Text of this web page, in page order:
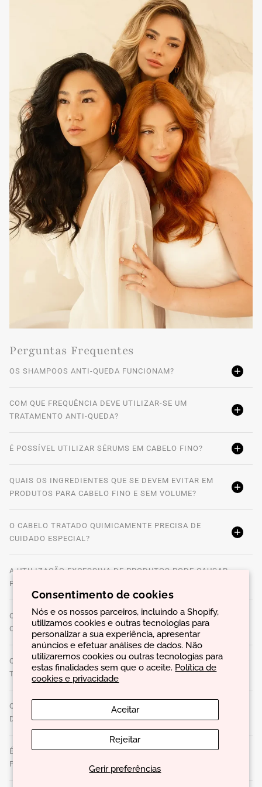
Consentimento de cookies
Nós e os nossos parceiros, incluindo a Shopify,
utilizamos cookies e outras tecnologias para
personalizar a sua experiência, apresentar
anúncios e efetuar análises de dados. Não
utilizaremos cookies ou outras tecnologias para
estas finalidades sem que o aceite. Política de
cookies e privacidade
Gerir preferências
Aceitar
Rejeitar
Cabelo fino e com falta de densidade e/ou volume e com
tendência à quebra e/ou afinamento nas pontas.
Como utilizar em casa
No cabelo húmido ou seco, aplicar na raiz e no
comprimento e secar com secador para resultados de
stylingmais duradouros. Para finalizações com modelador
de caracóis, aplicar o
EVAN CareVolume Boost Styling
Lacqueur para proteção e fixação extra.
Perguntas Frequentes
OS SHAMPOOS ANTI-QUEDA FUNCIONAM?
COM QUE FREQUÊNCIA DEVE UTILIZAR-SE UM
TRATAMENTO ANTI-QUEDA?
É POSSÍVEL UTILIZAR SÉRUMS EM CABELO FINO?
QUAIS OS INGREDIENTES QUE SE DEVEM EVITAR EM
PRODUTOS PARA CABELO FINO E SEM VOLUME?
O CABELO TRATADO QUIMICAMENTE PRECISA DE
CUIDADO ESPECIAL?
A UTILIZAÇÃO EXCESSIVA DE PRODUTOS PODE CAUSAR
PROBLEMAS?
O QUE SÃO PRODUTOS DE STYLING E COMO ESCOLHER
OS MELHORES?
QUAL É A MELHOR FORMA DE APLICAR PRODUTOS DE
TRATAMENTO PARA MAXIMIZAR OS RESULTADOS?
QUAIS SÃO OS SINAIS DE QUE O CABELO ESTÁ
DANIFICADO?
É POSSÍVEL UTILIZAR A MESMA ROTINA DE CUIDADOS
PARA TODO O TIPO DE CABELO?